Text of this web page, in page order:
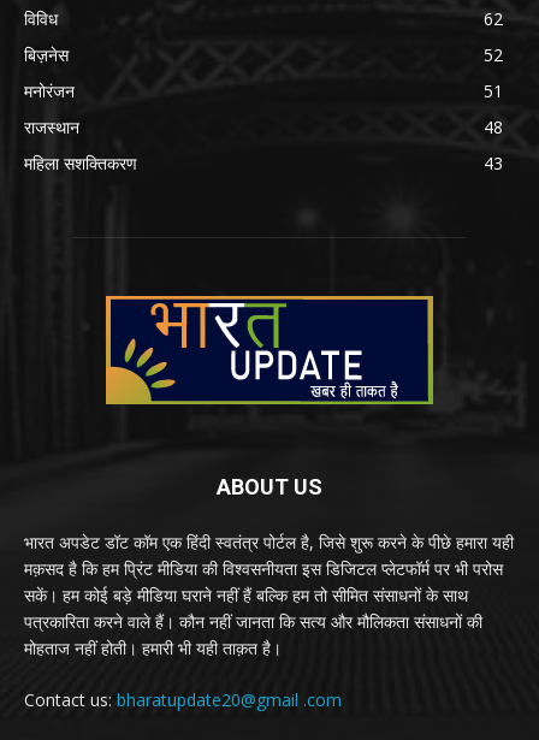
विविध
62
बिज़नेस
52
मनोरंजन
51
राजस्थान
48
महिला सशक्तिकरण
43
ABOUT US
भारत अपडेट डॉट कॉम एक हिंदी स्वतंत्र पोर्टल है, जिसे शुरू करने के पीछे हमारा यही
मक़सद है कि हम प्रिंट मीडिया की विश्वसनीयता इस डिजिटल प्लेटफॉर्म पर भी परोस
सकें। हम कोई बड़े मीडिया घराने नहीं हैं बल्कि हम तो सीमित संसाधनों के साथ
पत्रकारिता करने वाले हैं। कौन नहीं जानता कि सत्य और मौलिकता संसाधनों की
मोहताज नहीं होती। हमारी भी यही ताक़त है।
Contact us: bharatupdate20@gmail .com